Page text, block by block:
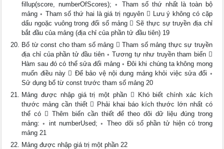
fillup(score, numberOfScores); ◦ Tham số thứ nhất là toàn bộ
mảng ◦ Tham số thứ hai là giá trị nguyên  Lưu ý không có cặp
dấu ngoặc vuông trong đối số mảng  Sẽ thực sự truyền địa chỉ
bắt đầu của mảng (địa chỉ của phần tử đầu tiên) 19
Bổ từ const cho tham số mảng  Tham số mảng thực sự truyền
địa chỉ của phần tử đầu tiên ◦ Tương tự như truyền tham biến 
Hàm sau đó có thể sửa đổi mảng ◦ Đôi khi chúng ta không mong
muốn điều này  Để bảo vệ nội dung mảng khỏi việc sửa đổi ◦
Sử dụng bổ từ const trước tham số mảng 20
Mảng được nhập giá trị một phần  Khó biết chính xác kích
thước mảng cần thiết  Phải khai báo kích thước lớn nhất có
thể có  Thêm biến cần thiết để theo dõi dữ liệu đúng trong
mảng: ◦ int numberUsed; ◦ Theo dõi số phần tử hiện có trong
mảng 21
Mảng được nhập giá trị một phần 22